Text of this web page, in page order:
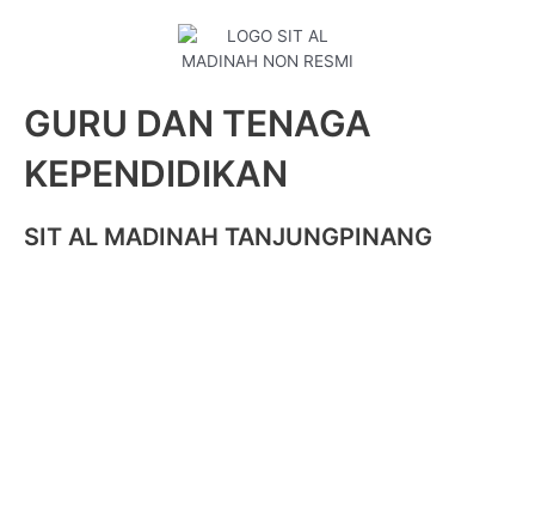
GURU DAN TENAGA
KEPENDIDIKAN
SIT AL MADINAH TANJUNGPINANG